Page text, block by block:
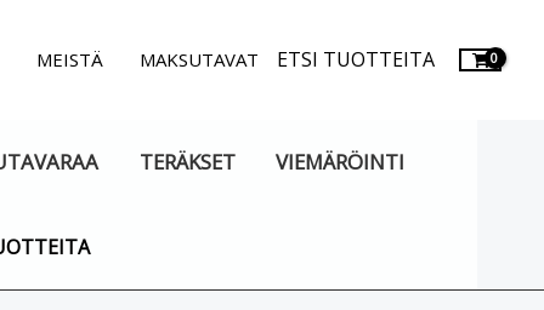
MEISTÄ MAKSUTAVAT ETSI TUOTTEITA
TERÄKSET VIEMÄRÖINTI